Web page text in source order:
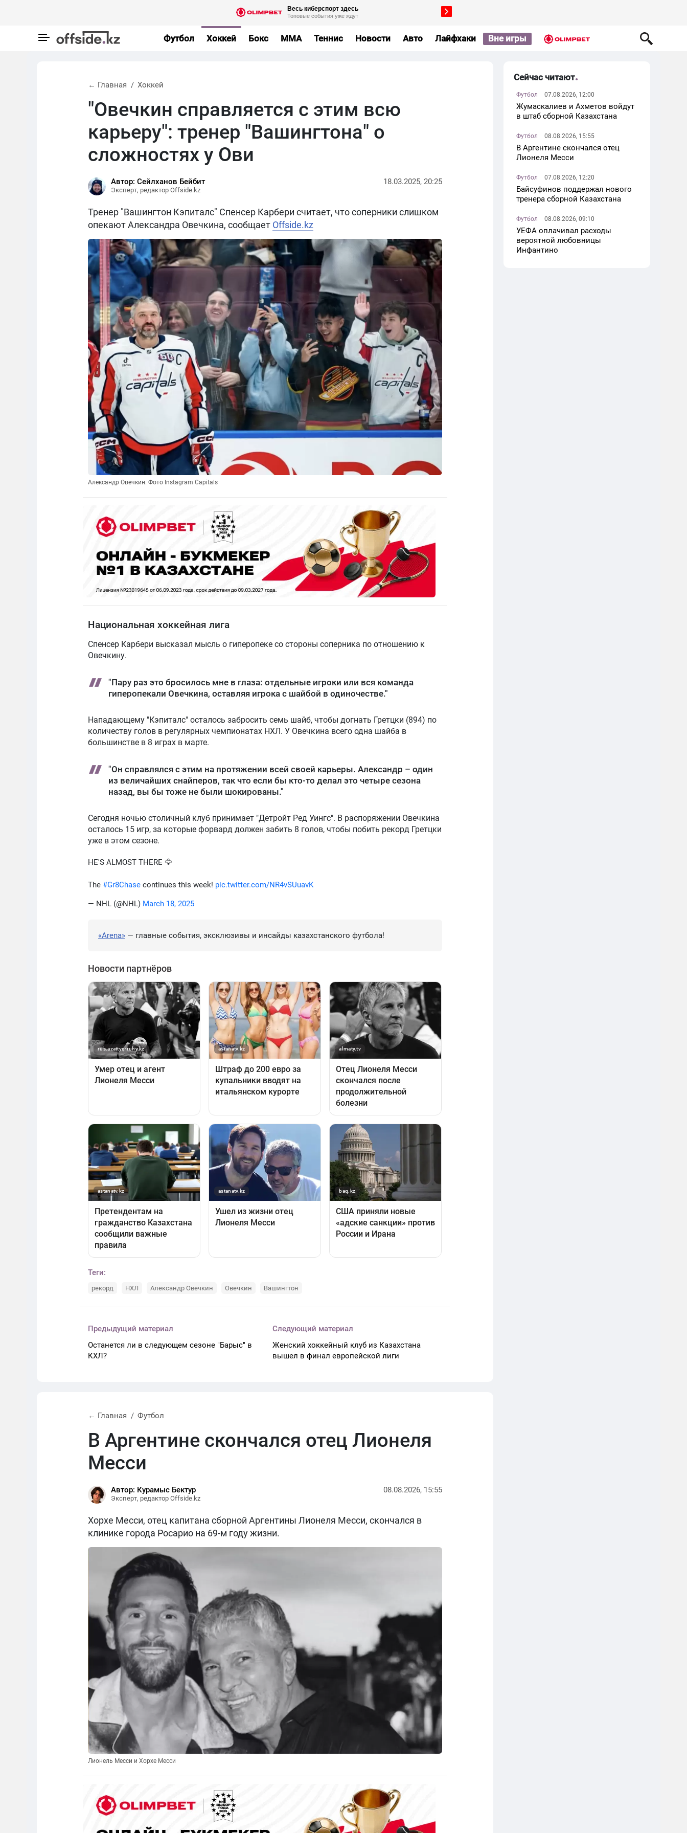
Футбол Хоккей Бокс MMA Теннис Новости Авто Лайфхаки Вне игры
← Главная Хоккей
"Овечкин справляется с этим всю
карьеру": тренер "Вашингтона" о
сложностях у Ови
Автор: Сейлханов Бейбит
Эксперт, редактор Offside.kz
18.03.2025, 20:25
Тренер "Вашингтон Кэпиталс" Спенсер Карбери считает, что соперники слишком
опекают Александра Овечкина, сообщает Offside.kz
Александр Овечкин. Фото Instagram Capitals
Национальная хоккейная лига
Спенсер Карбери высказал мысль о гиперопеке со стороны соперника по отношению к
Овечкину.
"Пару раз это бросилось мне в глаза: отдельные игроки или вся команда
гиперопекали Овечкина, оставляя игрока с шайбой в одиночестве."
Нападающему "Кэпиталс" осталось забросить семь шайб, чтобы догнать Гретцки (894) по
количеству голов в регулярных чемпионатах НХЛ. У Овечкина всего одна шайба в
большинстве в 8 играх в марте.
"Он справлялся с этим на протяжении всей своей карьеры. Александр – один
из величайших снайперов, так что если бы кто-то делал это четыре сезона
назад, вы бы тоже не были шокированы."
Сегодня ночью столичный клуб принимает "Детройт Ред Уингс". В распоряжении Овечкина
осталось 15 игр, за которые форвард должен забить 8 голов, чтобы побить рекорд Гретцки
уже в этом сезоне.
HE'S ALMOST THERE 🦅
The #Gr8Chase continues this week! pic.twitter.com/NR4vSUuavK
— NHL (@NHL) March 18, 2025
«Arena» — главные события, эксклюзивы и инсайды казахстанского футбола!
Теги:
рекорд НХЛ Александр Овечкин Овечкин Вашингтон
Предыдущий материал
Останется ли в следующем сезоне "Барыс" в
КХЛ?
Следующий материал
Женский хоккейный клуб из Казахстана
вышел в финал европейской лиги
← Главная Футбол
В Аргентине скончался отец Лионеля
Месси
Автор: Курамыс Бектур
Эксперт, редактор Offside.kz
08.08.2026, 15:55
Хорхе Месси, отец капитана сборной Аргентины Лионеля Месси, скончался в
клинике города Росарио на 69-м году жизни.
Лионель Месси и Хорхе Месси
Сейчас читают
Футбол 07.08.2026, 12:00
Жумаскалиев и Ахметов войдут
в штаб сборной Казахстана
Футбол 08.08.2026, 15:55
В Аргентине скончался отец
Лионеля Месси
Футбол 07.08.2026, 12:20
Байсуфинов поддержал нового
тренера сборной Казахстана
Футбол 08.08.2026, 09:10
УЕФА оплачивал расходы
вероятной любовницы
Инфантино